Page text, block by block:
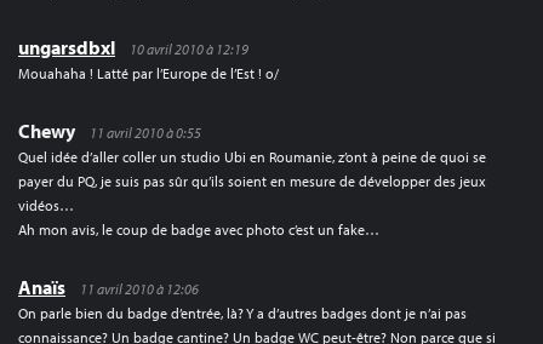
ungarsdbxl
10 avril 2010 à 12:19
Mouahaha ! Latté par l’Europe de l’Est ! o/
Chewy
11 avril 2010 à 0:55
Quel idée d’aller coller un studio Ubi en Roumanie, z’ont à peine de quoi se
payer du PQ, je suis pas sûr qu’ils soient en mesure de développer des jeux
vidéos…
Ah mon avis, le coup de badge avec photo c’est un fake…
Anaïs
11 avril 2010 à 12:06
On parle bien du badge d’entrée, là? Y a d’autres badges dont je n’ai pas
connaissance? Un badge cantine? Un badge WC peut-être? Non parce que si